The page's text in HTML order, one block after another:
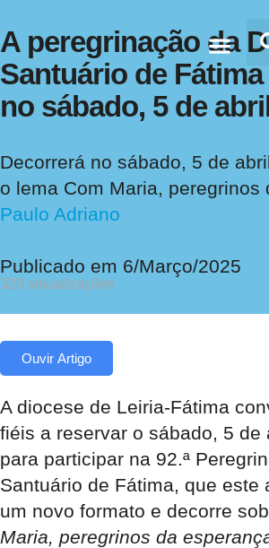
A peregrinação da
Santuário de
no sábado, 5 de
Decorrerá no sábado, 5 de
o lema Com Maria, peregrinos
Paulo Adriano
Publicado em 6/Março/2025
320 visualizações
Ouvir Artigo
A diocese de Leiria-Fátima
fiéis a reservar o sábado, 5 de
para participar na 92.ª
Santuário de Fátima, que este
um novo formato e decorre
Maria, peregrinos da